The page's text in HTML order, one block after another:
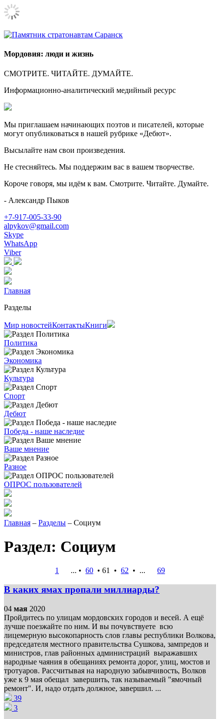
Мордовия: люди и жизнь
СМОТРИТЕ. ЧИТАЙТЕ. ДУМАЙТЕ.
Информационно-аналитический медийный ресурс
Мы приглашаем начинающих поэтов и писателей, которые
могут опубликоваться в нашей рубрике «Дебют».
Высылайте нам свои произведения.
Не стесняйтесь. Мы поддержим вас в вашем творчестве.
Короче говоря, мы идём к вам. Смотрите. Читайте. Думайте.
- Александр Пыков
+7-917-005-33-90
alpykov@gmail.com
Skype
WhatsApp
Viber
Главная
Разделы
Мир новостейКонтактыКниги
Политика
Экономика
Культура
Спорт
Дебют
Победа - наше наследие
Ваше мнение
Разное
ОПРОС пользователей
Главная – Разделы – Социум
Раздел: Социум
1 ... • 60 • 61 • 62 • ... 69
В каких ямах пропали миллиарды?
04 мая 2020
Пройдитесь по улицам мордовских городов и весей. А ещё
лучше поезжайте по ним. И вы почувствуете всю
лицемерную высокопарность слов главы республики Волкова,
председателя местного правительства Сушкова, зампредов и
министров, глав районных администраций выражавших
народные чаяния в обещаниях ремонта дорог, улиц, мостов и
тротуаров. Рассчитывая на народную забывчивость, Волков
уже к 9 мая обещал завершить, так называемый "ямочный
ремонт". И, надо отдать должное, завершил. ...
39
3